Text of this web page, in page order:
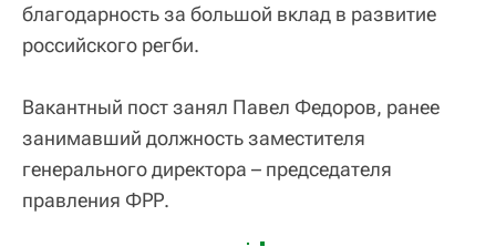
благодарность за большой вклад в развитие
российского регби.
Вакантный пост занял Павел Федоров, ранее
занимавший должность заместителя
генерального директора – председателя
правления ФРР.